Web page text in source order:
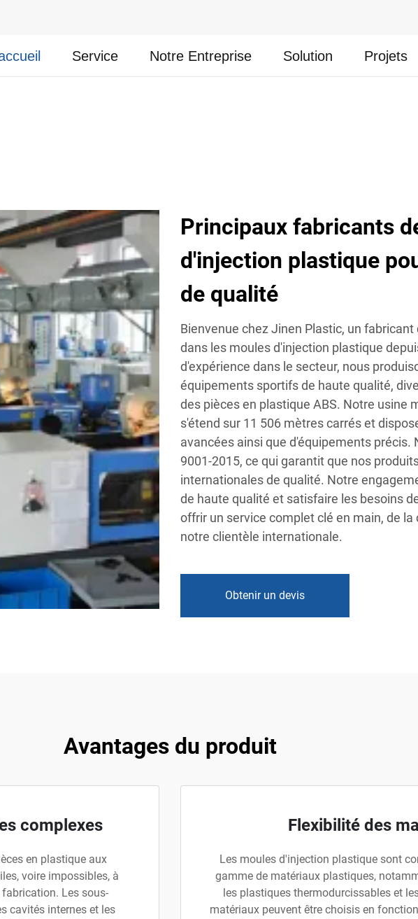
Service Notre Entreprise Solution Projets
Principaux fabricants
d'injection plastique
de qualité
Bienvenue chez Jinen Plastic, un
dans les moules d'injection plastique
d'expérience dans le secteur, nous
équipements sportifs de haute qualité,
des pièces en plastique ABS. Notre usine
s'étend sur 11 506 mètres carrés et
avancées ainsi que d'équipements précis.
9001-2015, ce qui garantit que nos
internationales de qualité. Notre
de haute qualité et satisfaire les besoins
offrir un service complet clé en main, de
notre clientèle internationale.
Obtenir un devis
Avantages du produit
complexes
en plastique aux
voire impossibles, à
Les sous-
cavités internes et les
Flexibilité des
Les moules d'injection plastique sont
gamme de matériaux plastiques,
les plastiques thermodurcissables et
matériaux peuvent être choisis en